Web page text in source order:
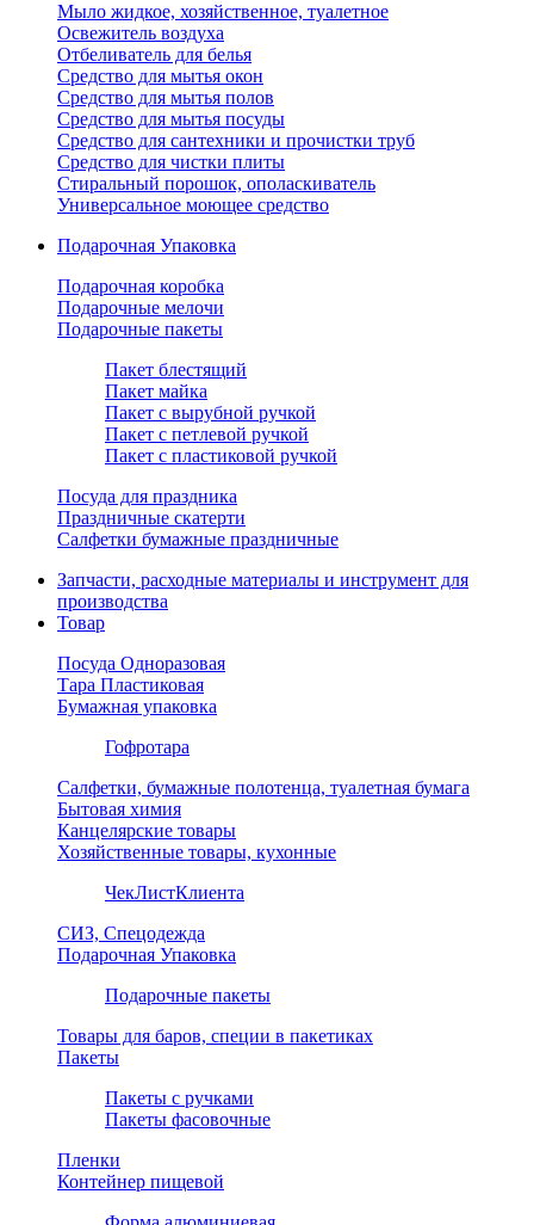
Мыло жидкое, хозяйственное, туалетное
Освежитель воздуха
Отбеливатель для белья
Средство для мытья окон
Средство для мытья полов
Средство для мытья посуды
Средство для сантехники и прочистки труб
Средство для чистки плиты
Стиральный порошок, ополаскиватель
Универсальное моющее средство
Подарочная Упаковка
Подарочная коробка
Подарочные мелочи
Подарочные пакеты
Пакет блестящий
Пакет майка
Пакет с вырубной ручкой
Пакет с петлевой ручкой
Пакет с пластиковой ручкой
Посуда для праздника
Праздничные скатерти
Салфетки бумажные праздничные
Запчасти, расходные материалы и инструмент для
производства
Товар
Посуда Одноразовая
Тара Пластиковая
Бумажная упаковка
Гофротара
Салфетки, бумажные полотенца, туалетная бумага
Бытовая химия
Канцелярские товары
Хозяйственные товары, кухонные
ЧекЛистКлиента
СИЗ, Спецодежда
Подарочная Упаковка
Подарочные пакеты
Товары для баров, специи в пакетиках
Пакеты
Пакеты с ручками
Пакеты фасовочные
Пленки
Контейнер пищевой